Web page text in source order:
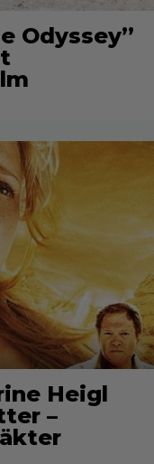
Odyssey”
Heigl
–